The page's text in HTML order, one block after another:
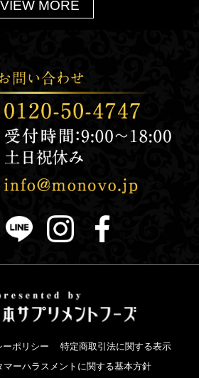
VIEW MORE
ーポリシー
特定商取引法に関する表示
マーハラスメントに関する基本方針